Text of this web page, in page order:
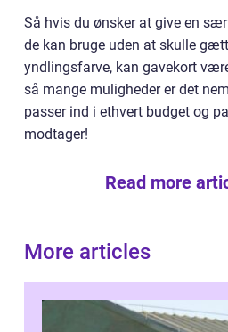
Så hvis du ønsker at give en
de kan bruge uden at skulle
yndlingsfarve, kan gavekort
så mange muligheder er det
passer ind i ethvert budget og
modtager!
Read more
More articles